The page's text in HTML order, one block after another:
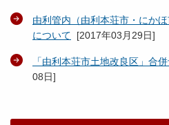
由利管内（由利本荘市・にか
について [2017年03月29日]
「由利本荘市土地改良区」合
08日]